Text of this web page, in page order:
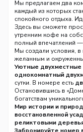
Сула», всего в 49 км
Мы предлагаем два
каждый из которых
спокойного отдыха.
путешествия или
проживания уже
завтраки, что делает
выгодным.
Здесь вы сможете
утренним кофе на
полный впечатлений —
катания на драккаре
Мы создали условия, в
желанным и
Уютные двухместные
однокомнатный
сутки. В номере есть
чайник и бесплатный
предусмотрен диван (
Просторная терраса:
чтобы отдохнуть на
насладиться
Гибкость для
Остановившись в
богатствам
Мир истории и
восстановленной
реликтовыми
Тематика «рыбака»
Забронируйте номер